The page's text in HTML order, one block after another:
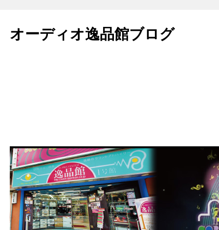
テ
ン
オーディオ逸品館ブログ